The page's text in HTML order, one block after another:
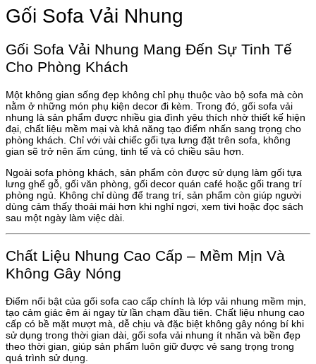
số
lượng
Gối Sofa Vải Nhung
Gối Sofa Vải Nhung Mang Đến Sự Tinh Tế
Cho Phòng Khách
Một không gian sống đẹp không chỉ phụ thuộc vào bộ sofa mà còn
nằm ở những món phụ kiện decor đi kèm. Trong đó, gối sofa vải
nhung là sản phẩm được nhiều gia đình yêu thích nhờ thiết kế hiện
đại, chất liệu mềm mại và khả năng tạo điểm nhấn sang trọng cho
phòng khách. Chỉ với vài chiếc gối tựa lưng đặt trên sofa, không
gian sẽ trở nên ấm cúng, tinh tế và có chiều sâu hơn.
Ngoài sofa phòng khách, sản phẩm còn được sử dụng làm gối tựa
lưng ghế gỗ, gối văn phòng, gối decor quán café hoặc gối trang trí
phòng ngủ. Không chỉ dùng để trang trí, sản phẩm còn giúp người
dùng cảm thấy thoải mái hơn khi nghỉ ngơi, xem tivi hoặc đọc sách
sau một ngày làm việc dài.
Chất Liệu Nhung Cao Cấp – Mềm Mịn Và
Không Gây Nóng
Điểm nổi bật của gối sofa cao cấp chính là lớp vải nhung mềm mịn,
tạo cảm giác êm ái ngay từ lần chạm đầu tiên. Chất liệu nhung cao
cấp có bề mặt mượt mà, dễ chịu và đặc biệt không gây nóng bí khi
sử dụng trong thời gian dài, gối sofa vải nhung ít nhăn và bền đẹp
theo thời gian, giúp sản phẩm luôn giữ được vẻ sang trọng trong
quá trình sử dụng.